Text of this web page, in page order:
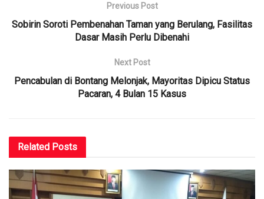
Previous Post
Sobirin Soroti Pembenahan Taman yang Berulang, Fasilitas
Dasar Masih Perlu Dibenahi
Next Post
Pencabulan di Bontang Melonjak, Mayoritas Dipicu Status
Pacaran, 4 Bulan 15 Kasus
Related Posts